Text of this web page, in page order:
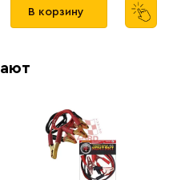
В корзину